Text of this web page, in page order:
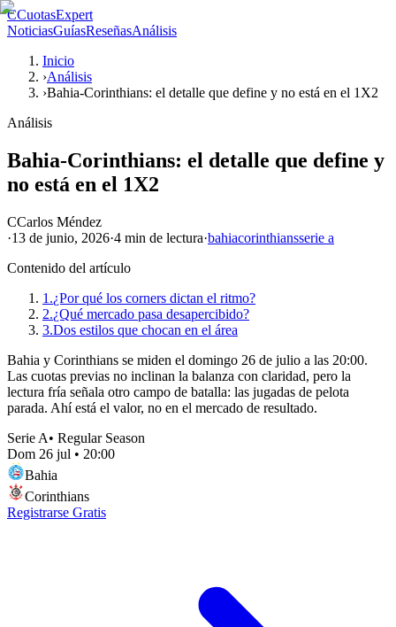
CCuotasExpert
NoticiasGuíasReseñasAnálisis
Inicio
›Análisis
›Bahia-Corinthians: el detalle que define y no está en el 1X2
Análisis
Bahia-Corinthians: el detalle que define y
no está en el 1X2
CCarlos Méndez
·13 de junio, 2026·4 min de lectura·bahiacorinthiansserie a
Contenido del artículo
1.¿Por qué los corners dictan el ritmo?
2.¿Qué mercado pasa desapercibido?
3.Dos estilos que chocan en el área
Bahia y Corinthians se miden el domingo 26 de julio a las 20:00.
Las cuotas previas no inclinan la balanza con claridad, pero la
lectura fría señala otro campo de batalla: las jugadas de pelota
parada. Ahí está el valor, no en el mercado de resultado.
Serie A• Regular Season
Dom 26 jul • 20:00
Bahia
Corinthians
Registrarse Gratis